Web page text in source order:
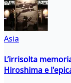
Asia
L’irrisolta
Hiroshima e